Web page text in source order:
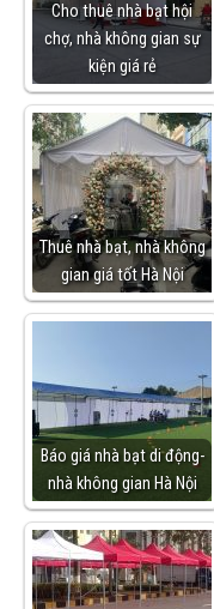
Cho thuê nhà bạt hội
chợ, nhà không gian sự
kiện giá rẻ
Thuê nhà bạt, nhà không
gian giá tốt Hà Nội
Báo giá nhà bạt di động-
nhà không gian Hà Nội